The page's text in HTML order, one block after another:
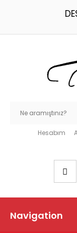
Hesabım
Navigation